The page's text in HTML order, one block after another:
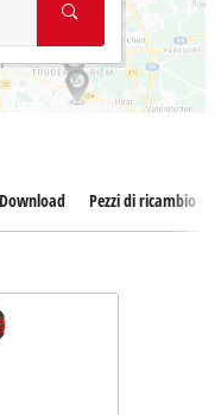
Download Pezzi di ricambio